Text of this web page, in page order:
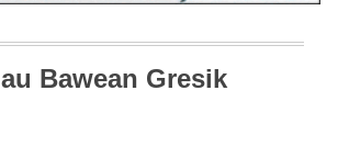
Bawean Gresik